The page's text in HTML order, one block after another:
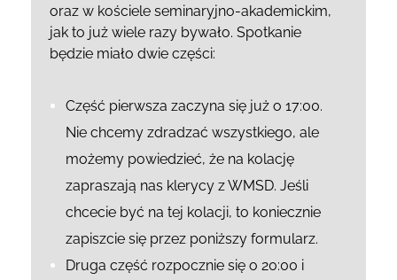
oraz w kościele seminaryjno-akademickim,
jak to już wiele razy bywało. Spotkanie
będzie miało dwie części:
Część pierwsza zaczyna się już o 17:00.
Nie chcemy zdradzać wszystkiego, ale
możemy powiedzieć, że na kolację
zapraszają nas klerycy z WMSD. Jeśli
chcecie być na tej kolacji, to koniecznie
zapiszcie się przez poniższy formularz.
Druga część rozpocznie się o 20:00 i